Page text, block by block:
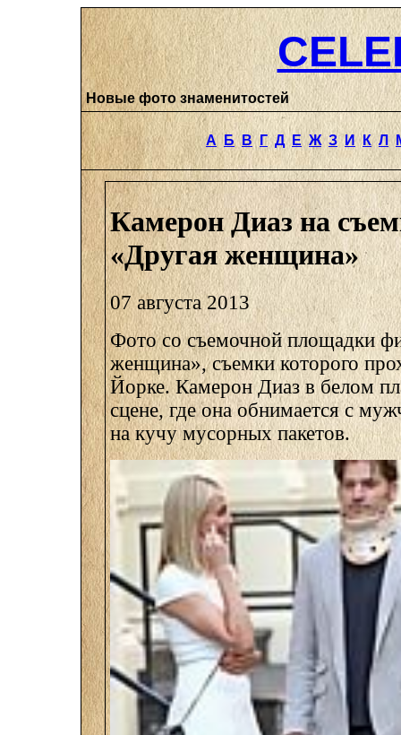
Новые фото знаменитостей
А Б В Г Д Е Ж З И К Л
Камерон Диаз на
«Другая женщина»
07 августа 2013
Фото со съемочной площадки
женщина», съемки которого
Йорке. Камерон Диаз в белом
сцене, где она обнимается с
на кучу мусорных пакетов.